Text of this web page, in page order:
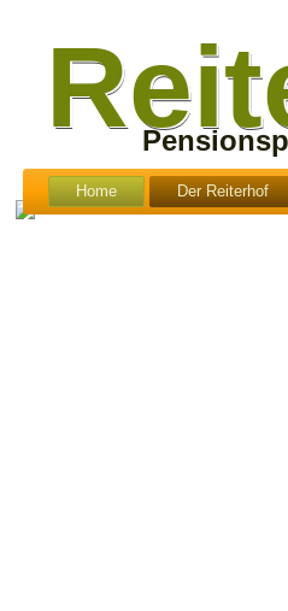
Home Der Reiterhof